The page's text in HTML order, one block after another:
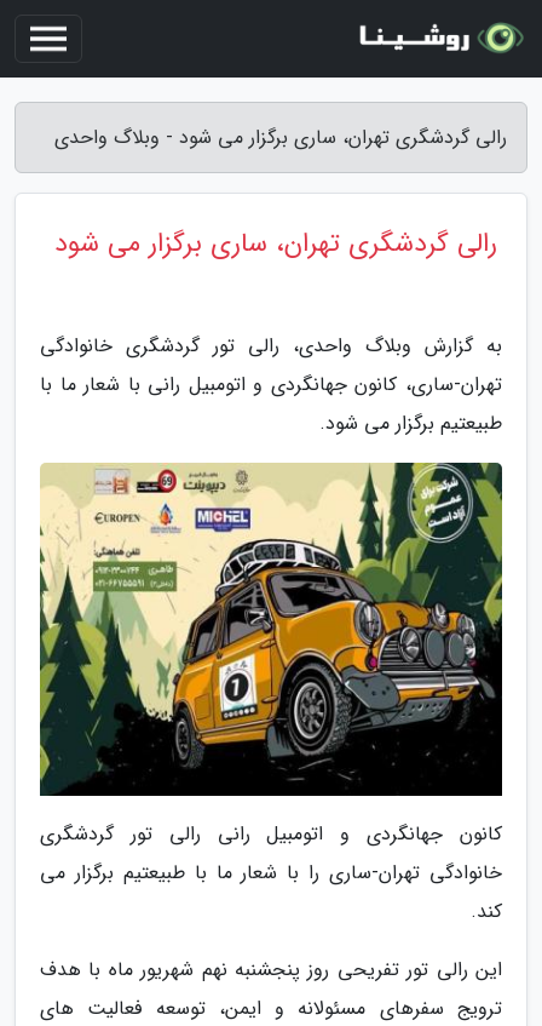
رالی گردشگری تهران، ساری برگزار می شود - وبلاگ واحدی
رالی گردشگری تهران، ساری برگزار می شود
به گزارش وبلاگ واحدی، رالی تور گردشگری خانوادگی
تهران-ساری، کانون جهانگردی و اتومبیل رانی با شعار ما با
طبیعتیم برگزار می شود.
کانون جهانگردی و اتومبیل رانی رالی تور گردشگری
خانوادگی تهران-ساری را با شعار ما با طبیعتیم برگزار می
کند.
این رالی تور تفریحی روز پنجشنبه نهم شهریور ماه با هدف
ترویج سفرهای مسئولانه و ایمن، توسعه فعالیت های